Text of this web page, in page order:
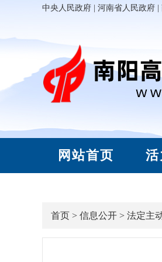
中央人民政府 河南省人民政府
网站首页
首页 > 信息公开 > 法定主